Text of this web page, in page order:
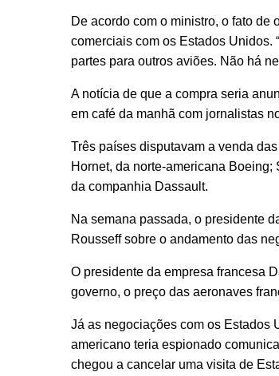
De acordo com o ministro, o fato
comerciais com os Estados Unidos.
partes para outros aviões. Não há
A notícia de que a compra seria
em café da manhã com jornalistas
Três países disputavam a venda
Hornet, da norte-americana
da companhia Dassault.
Na semana passada, o presidente
Rousseff sobre o andamento das
O presidente da empresa francesa
governo, o preço das aeronaves
Já as negociações com os Estados
americano teria espionado
chegou a cancelar uma visita de